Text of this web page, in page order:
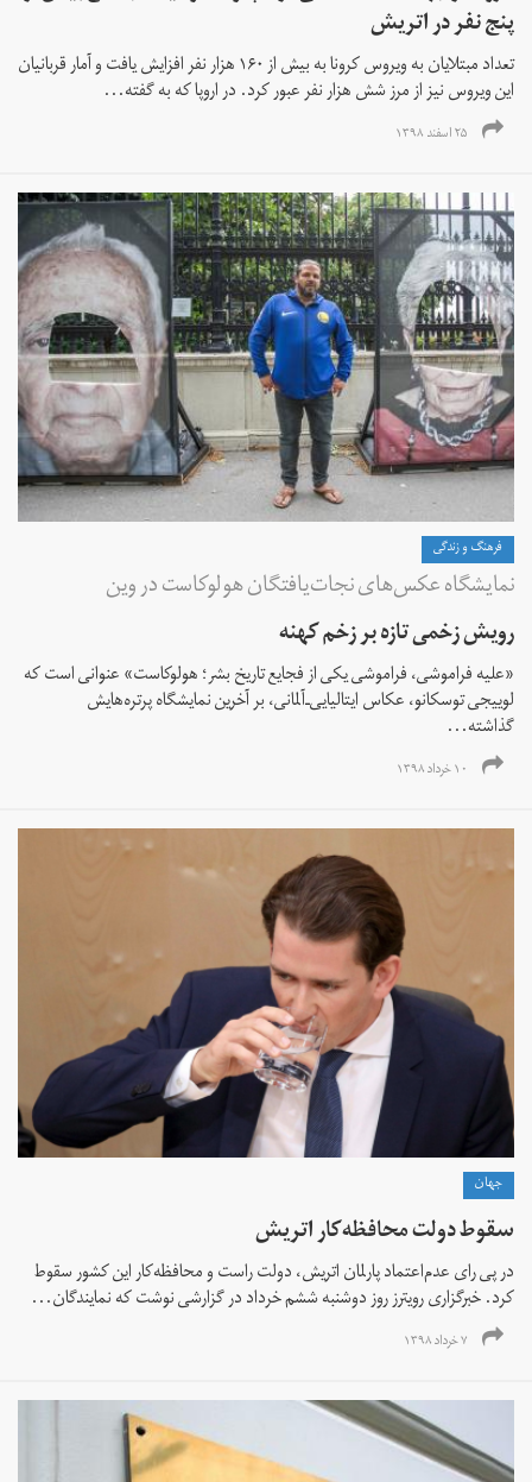
پنج نفر در اتریش
تعداد مبتلایان به ویروس کرونا به بیش از ۱۶۰ هزار نفر افزایش یافت و آمار قربانیان
این ویروس نیز از مرز شش هزار نفر عبور کرد. در اروپا که به گفته...
۲۵ اسفند ۱۳۹۸
فرهنگ و زندگی
نمایشگاه عکس‌های نجات‌یافتگان هولوکاست در وین
رویش زخمی تازه بر زخم کهنه
«علیه فراموشی، فراموشی یکی از فجایع تاریخ بشر؛ هولوکاست» عنوانی است که
لوییجی توسکانو، عکاس ایتالیایی‌ـ‌آلمانی، بر آخرین نمایشگاه پرتره‌هایش
گذاشته...
۱۰ خرداد ۱۳۹۸
جهان
سقوط دولت محافظه‌کار اتریش
در پی رای عدم‌اعتماد پارلمان اتریش، دولت راست و محافظه‌کار این کشور سقوط
کرد. خبرگزاری رویترز روز دوشنبه ششم خرداد در گزارشی نوشت که نمایندگان...
۷ خرداد ۱۳۹۸